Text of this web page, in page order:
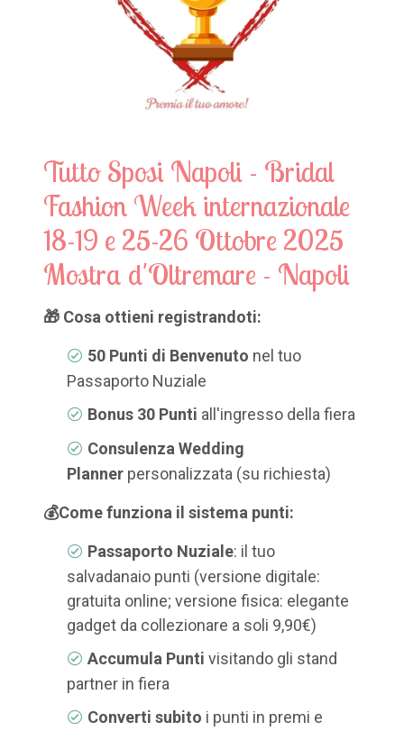
Tutto Sposi Napoli - Bridal
Fashion Week internazionale
18-19 e 25-26 Ottobre 2025
Mostra d'Oltremare - Napoli
🎁 Cosa ottieni registrandoti:
50 Punti di Benvenuto nel tuo
Passaporto Nuziale
Bonus 30 Punti all'ingresso della fiera
Consulenza Wedding
Planner personalizzata (su richiesta)
💰Come funziona il sistema punti:
Passaporto Nuziale: il tuo
salvadanaio punti (versione digitale:
gratuita online; versione fisica: elegante
gadget da collezionare a soli 9,90€)
Accumula Punti visitando gli stand
partner in fiera
Converti subito i punti in premi e